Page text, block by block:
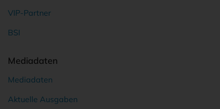
VIP-Partner
BSI
Mediadaten
Mediadaten
Aktuelle Ausgaben